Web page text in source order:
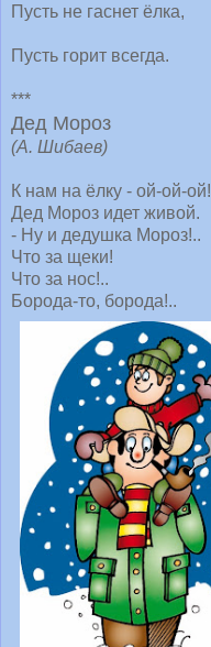
Пусть не гаснет ёлка,
Пусть горит всегда.
***
Дед Мороз
(А. Шибаев)
К нам на ёлку - ой-ой-ой!
Дед Мороз идет живой.
- Ну и дедушка Мороз!..
Что за щеки!
Что за нос!..
Борода-то, борода!..